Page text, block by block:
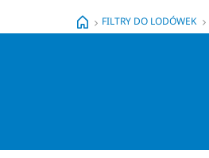
FILTRY DO LODÓWEK